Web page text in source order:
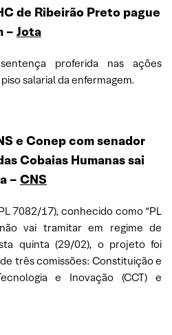
de Ribeirão Preto pague
– Jota
proferida nas ações
salarial da enfermagem.
e Conep com senador
Cobaias Humanas sai
– CNS
7082/17), conhecido como “PL
não vai tramitar em regime de
quinta (29/02), o projeto foi
três comissões: Constituição e
e Inovação (CCT) e